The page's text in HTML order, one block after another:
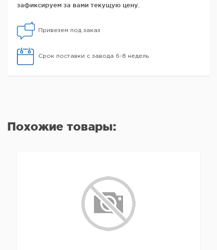
зафиксируем за вами текущую цену.
Привезем под заказ
Срок поставки с завода 6-8 недель
Похожие товары: